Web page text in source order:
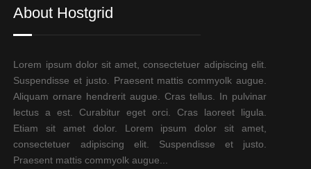
About Hostgrid
Lorem ipsum dolor sit amet, consectetuer adipiscing elit.
Suspendisse et justo. Praesent mattis commyolk augue.
Aliquam ornare hendrerit augue. Cras tellus. In pulvinar
lectus a est. Curabitur eget orci. Cras laoreet ligula.
Etiam sit amet dolor. Lorem ipsum dolor sit amet,
consectetuer adipiscing elit. Suspendisse et justo.
Praesent mattis commyolk augue...